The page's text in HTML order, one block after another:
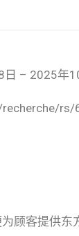
日 – 2025年
recherche/
顾客提供东